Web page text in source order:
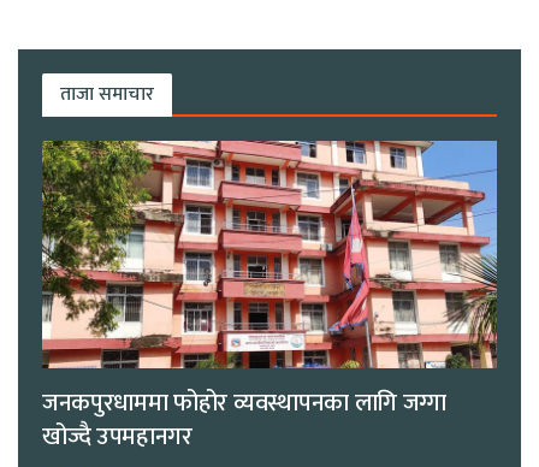
ताजा समाचार
जनकपुरधाममा फोहोर व्यवस्थापनका लागि जग्गा
खोज्दै उपमहानगर